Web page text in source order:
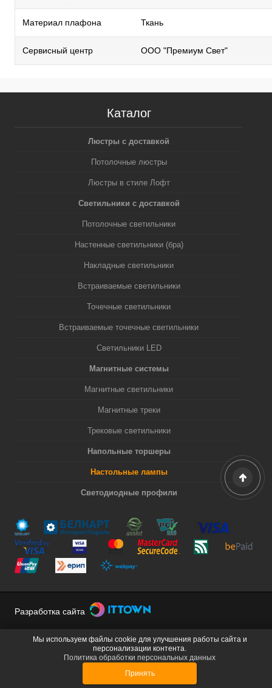
Материал плафона Ткань
Сервисный центр ООО "Премиум Свет"
Каталог
Люстры с доставкой
Потолочные люстры
Люстры в стиле Лофт
Светильники с доставкой
Потолочные светильники
Настенные светильники (бра)
Накладные светильники
Встраиваемые светильники
Точечные светильники
Встраиваемые точечные светильники
Светильники LED
Магнитные системы
Магнитные светильники
Магнитные треки
Трековые светильники
Напольные торшеры
Настольные лампы
Светодиодные профили
Разработка сайта
Мы используем файлы cookie для улучшения работы сайта и
персонализации контента.
Политика обработки персональных данных
Принять